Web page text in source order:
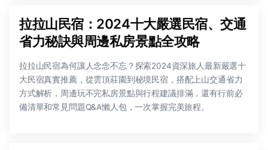
拉拉山民宿：2024十大嚴選民宿、交通
省力秘訣與周邊私房景點全攻略
拉拉山民宿為何讓人念念不忘？探索2024資深旅人最新嚴選十
大民宿真實推薦，從雲頂莊園到秘境民宿，搭配上山交通省力
方式解析，周邊玩不完私房景點與行程建議排滿，還有行前必
備清單和常見問題Q&A懶人包，一次掌握完美旅程。